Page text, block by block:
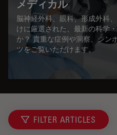
メディカル
脳神経外科、眼科、形成外科
けに厳選された、最新の科学
か？ 貴重な症例や洞察、シン
ツをご覧いただけます。
FILTER ARTICLES